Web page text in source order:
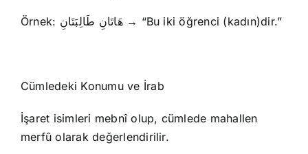
Örnek: هَاتَانِ طَالِبَتَانِ → “Bu iki öğrenci (kadın)dir.”
Cümledeki Konumu ve İrab
İşaret isimleri mebnî olup, cümlede mahallen
merfû olarak değerlendirilir.